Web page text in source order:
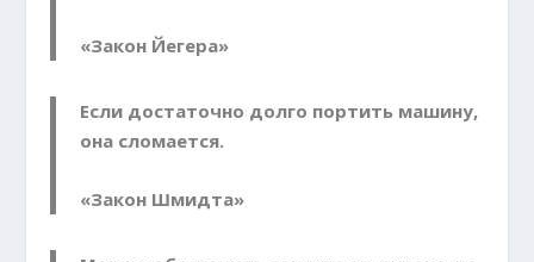
«Закон Йегера»
Если достаточно долго портить машину,
она сло­мается.
«Закон Шмидта»